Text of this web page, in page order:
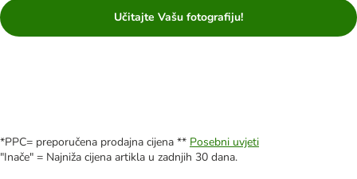
Učitajte Vašu fotografiju!
*PPC= preporučena prodajna cijena ** Posebni uvjeti
"Inače" = Najniža cijena artikla u zadnjih 30 dana.